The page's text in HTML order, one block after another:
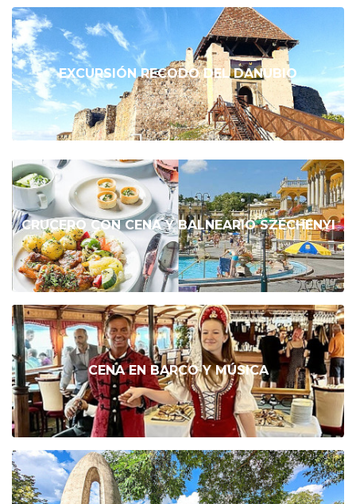
EXCURSIÓN RECODO DEL DANUBIO
CRUCERO CON CENA Y BALNEARIO SZÉCHENYI
CENA EN BARCO Y MÚSICA